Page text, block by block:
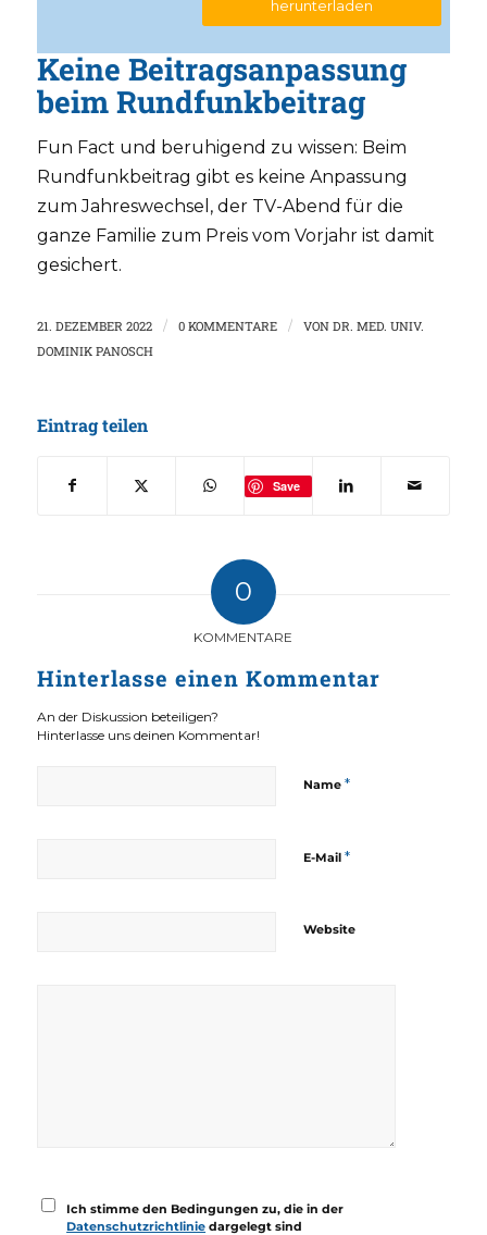
herunterladen
Keine Beitragsanpassung
beim Rundfunkbeitrag
Fun Fact und beruhigend zu wissen: Beim
Rundfunkbeitrag gibt es keine Anpassung
zum Jahreswechsel, der TV-Abend für die
ganze Familie zum Preis vom Vorjahr ist damit
gesichert.
21. DEZEMBER 2022 / 0 KOMMENTARE / VON DR. MED. UNIV.
DOMINIK PANOSCH
Eintrag teilen
Save
0
KOMMENTARE
Hinterlasse einen Kommentar
An der Diskussion beteiligen?
Hinterlasse uns deinen Kommentar!
Name *
E-Mail *
Website
Ich stimme den Bedingungen zu, die in der
Datenschutzrichtlinie dargelegt sind